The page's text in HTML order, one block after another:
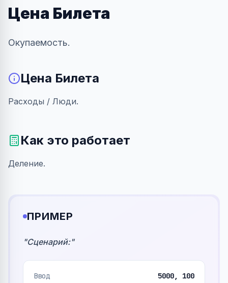
Цена Билета
Окупаемость.
Цена Билета
Расходы / Люди.
Как это работает
Деление.
ПРИМЕР
"Сценарий:"
Ввод 5000, 100